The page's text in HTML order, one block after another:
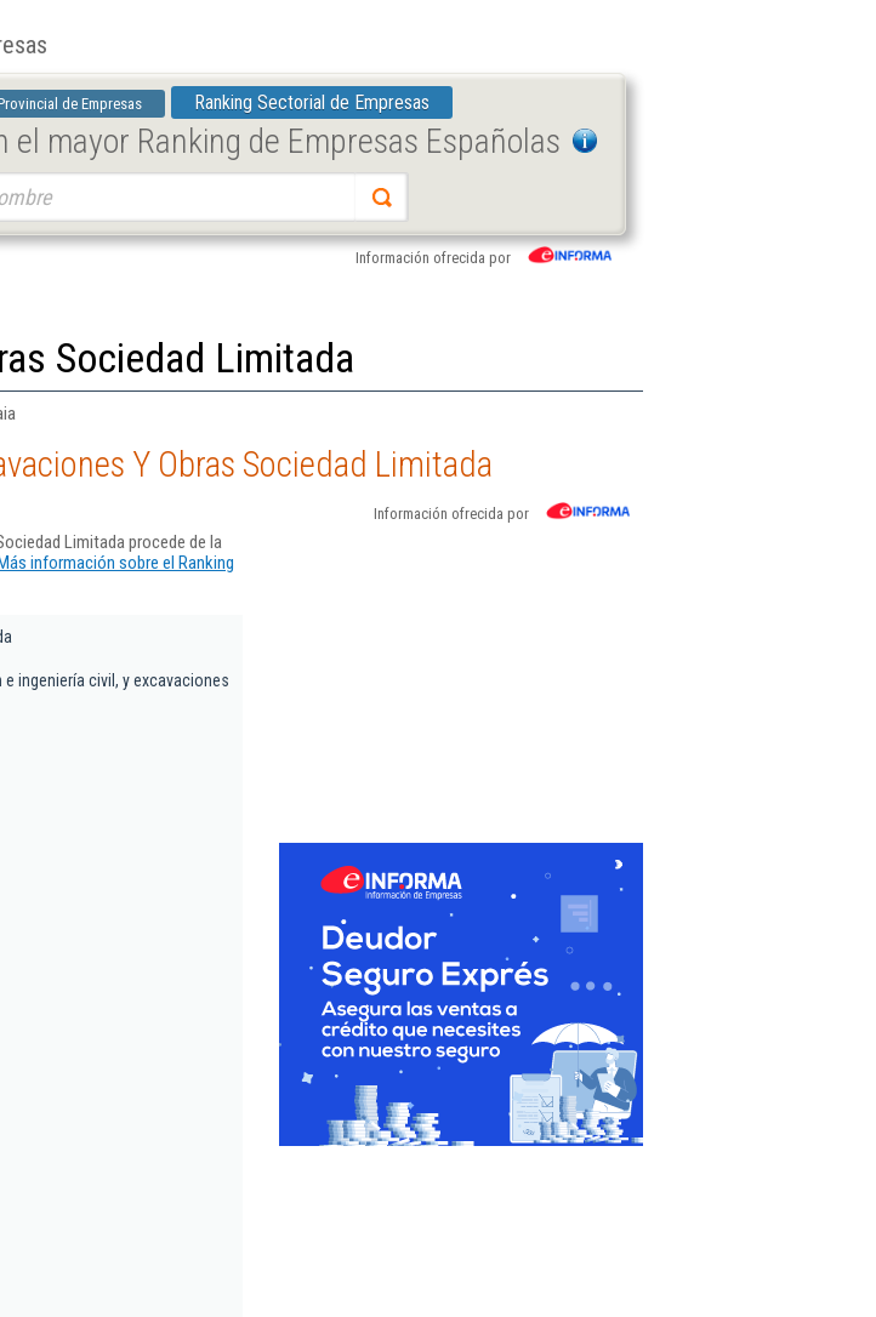
de Empresas Ranking Sectorial de Empresas
mayor Ranking de Empresas Españolas
Información ofrecida por
Sociedad Limitada
Y Obras Sociedad Limitada
Información ofrecida por
Limitada procede de la
información sobre el Ranking
ingeniería civil, y excavaciones